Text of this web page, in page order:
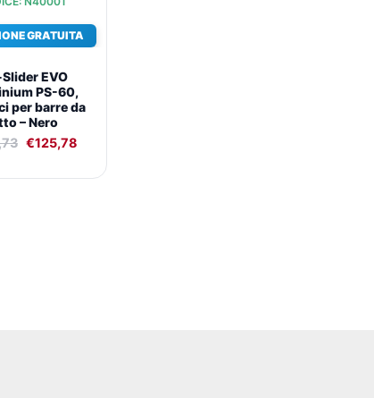
GRATUITA
EVO
PS-60,
per barre da
– Nero
€125,78